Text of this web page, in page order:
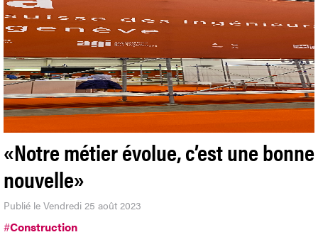
«Notre métier évolue, c’est une bonne
nouvelle»
Publié le Vendredi 25 août 2023
#Construction